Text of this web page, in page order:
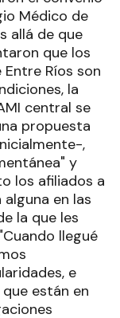
Médico de
allá de que
que los
Ríos son
la
central se
propuesta
,
y
los afiliados a
en las
la que les
llegué
e
están en